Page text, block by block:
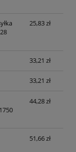
25,83 zł
33,21 zł
33,21 zł
44,28 zł
51,66 zł